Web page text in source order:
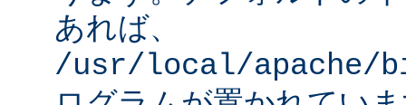
あれば、
/usr/local/apache/